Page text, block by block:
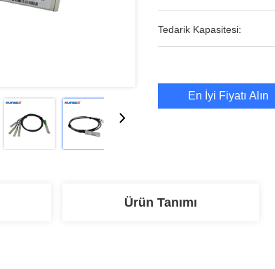
Tedarik Kapasitesi:
En İyi Fiyatı Alın
Ürün Tanımı